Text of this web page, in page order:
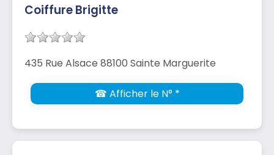
Coiffure Brigitte
435 Rue Alsace 88100 Sainte Marguerite
☎ Afficher le N° *